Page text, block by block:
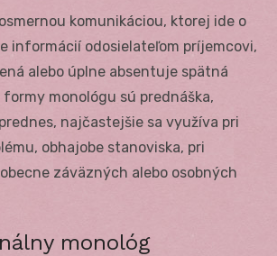
komunikáciou, ktorej ide o
informácií odosielateľom príjemcovi,
alebo úplne absentuje spätná
monológu sú prednáška,
najčastejšie sa využíva pri
obhajobe stanoviska, pri
záväzných alebo osobných
monológ